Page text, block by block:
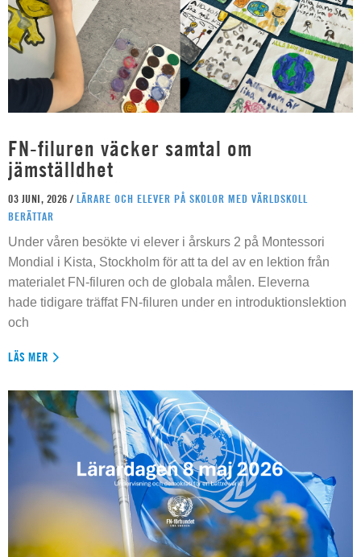
FN-filuren väcker samtal om
jämställdhet
03 JUNI, 2026 / LÄRARE OCH ELEVER PÅ SKOLOR MED VÄRLDSKOLL
BERÄTTAR
Under våren besökte vi elever i årskurs 2 på Montessori
Mondial i Kista, Stockholm för att ta del av en lektion från
materialet FN-filuren och de globala målen. Eleverna
hade tidigare träffat FN-filuren under en introduktionslektion
och
LÄS MER